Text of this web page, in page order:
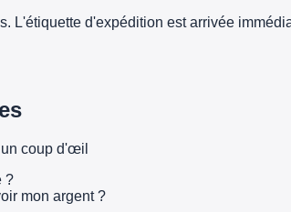
L'étiquette d'expédition est arrivée
coup d'œil
?
mon argent ?